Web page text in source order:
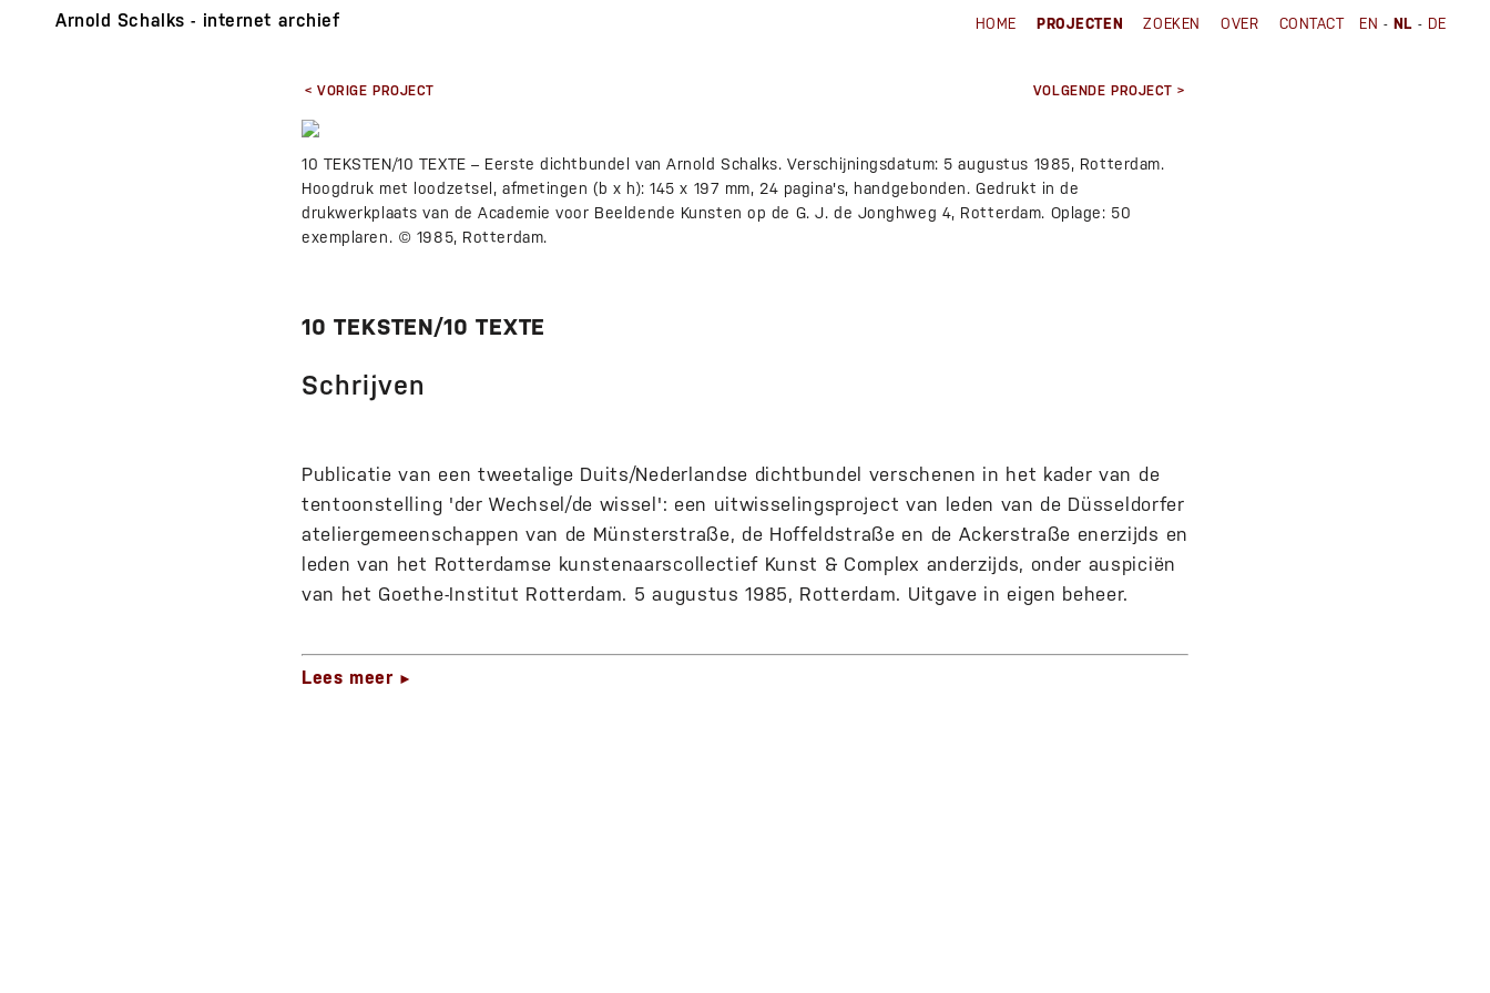
Arnold Schalks - internet archief HOME PROJECTEN ZOEKEN OVER CONTACT EN - NL - DE
< VORIGE PROJECT VOLGENDE PROJECT >
10 TEKSTEN/10 TEXTE – Eerste dichtbundel van Arnold Schalks. Verschijningsdatum: 5 augustus 1985, Rotterdam.
Hoogdruk met loodzetsel, afmetingen (b x h): 145 x 197 mm, 24 pagina's, handgebonden. Gedrukt in de
drukwerkplaats van de Academie voor Beeldende Kunsten op de G. J. de Jonghweg 4, Rotterdam. Oplage: 50
exemplaren. © 1985, Rotterdam.
10 TEKSTEN/10 TEXTE
Schrijven
Publicatie van een tweetalige Duits/Nederlandse dichtbundel verschenen in het kader van de
tentoonstelling 'der Wechsel/de wissel': een uitwisselingsproject van leden van de Düsseldorfer
ateliergemeenschappen van de Münsterstraße, de Hoffeldstraße en de Ackerstraße enerzijds en
leden van het Rotterdamse kunstenaarscollectief Kunst & Complex anderzijds, onder auspiciën
van het Goethe-Institut Rotterdam. 5 augustus 1985, Rotterdam. Uitgave in eigen beheer.
Lees meer ►